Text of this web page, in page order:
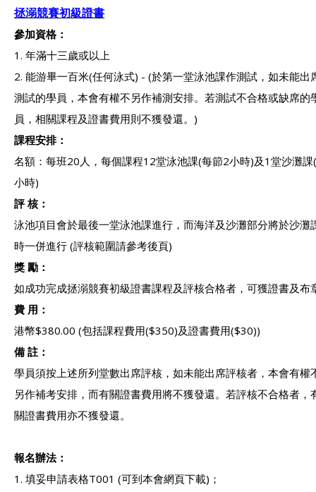
拯溺競賽初級證書
參加資格：
1. 年滿十三歲或以上
2. 能游畢一百米(任何泳式) - (於第一堂泳池課作測試，如未能出
測試的學員，本會有權不另作補測安排。若測試不合格或缺席的
員，相關課程及證書費用則不獲發還。)
課程安排：
名額：每班20人，每個課程12堂泳池課(每節2小時)及1堂沙灘課
小時)
評 核：
泳池項目會於最後一堂泳池課進行，而海洋及沙灘部分將於沙灘
時一併進行 (評核範圍請參考後頁)
獎 勵：
如成功完成拯溺競賽初級證書課程及評核合格者，可獲證書及布
費 用：
港幣$380.00 (包括課程費用($350)及證書費用($30))
備 註：
學員須按上述所列堂數出席評核，如未能出席評核者，本會有權
另作補考安排，而有關證書費用將不獲發還。若評核不合格者，
關證書費用亦不獲發還。
報名辦法：
1. 填妥申請表格T001 (可到本會網頁下載)；